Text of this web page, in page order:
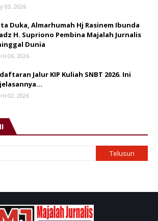
03, 2026
Duka, Almarhumah Hj Rasinem Ibunda
H. Supriono Pembina Majalah Jurnalis
Dunia
06, 2026
Jalur KIP Kuliah SNBT 2026. Ini
02, 2026